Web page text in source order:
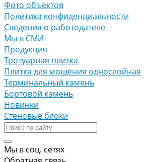
Фото объектов
Политика конфиденциальности
Сведения о работодателе
Мы в СМИ
Продукция
Тротуарная плитка
Плитка для мощения однослойная
Терминальный камень
Бортовой камень
Новинки
Стеновые блоки
Мы в соц. сетях